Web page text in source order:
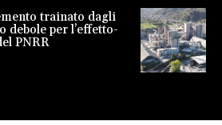
trainato dagli
debole per l’effetto-
PNRR